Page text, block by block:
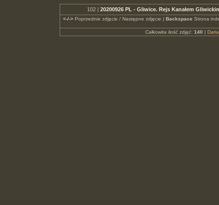
102 | 20200926 PL - Gliwice. Rejs Kanałem
<-/->Poprzednie zdjęcie / Następne zdjęcie | Backspace Strona
Całkowita ilość zdjęć: 140 |